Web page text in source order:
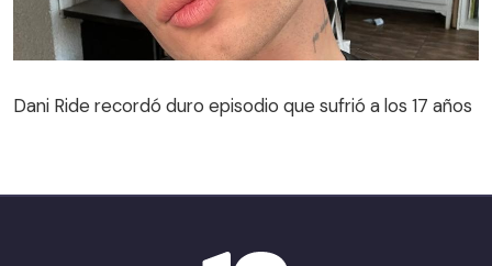
Dani Ride recordó duro episodio que sufrió a los 17 años